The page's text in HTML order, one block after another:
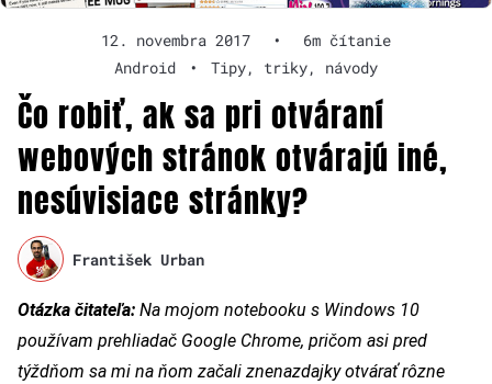
12. novembra 2017 •
6m čítanie
Android
• Tipy, triky, návody
Čo robiť, ak sa pri otváraní
webových stránok otvárajú iné,
nesúvisiace stránky?
František Urban
Otázka čitateľa: Na mojom notebooku s Windows 10
používam prehliadač Google Chrome, pričom asi pred
týždňom sa mi na ňom začali znenazdajky otvárať rôzne